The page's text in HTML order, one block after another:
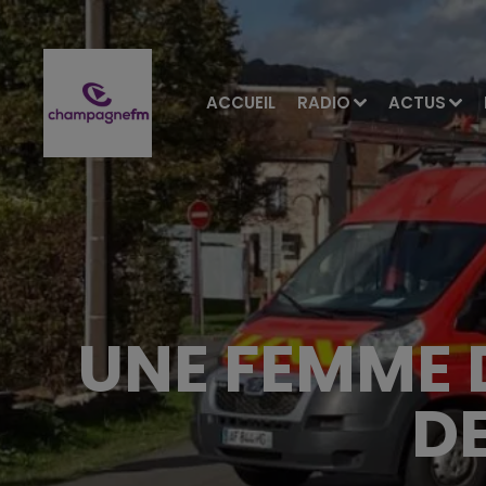
ACCUEIL RADIO ACTUS
UNE FEMME